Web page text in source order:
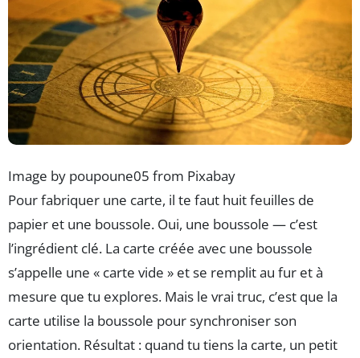
Image by poupoune05 from Pixabay
Pour fabriquer une carte, il te faut huit feuilles de
papier et une boussole. Oui, une boussole — c’est
l’ingrédient clé. La carte créée avec une boussole
s’appelle une « carte vide » et se remplit au fur et à
mesure que tu explores. Mais le vrai truc, c’est que la
carte utilise la boussole pour synchroniser son
orientation. Résultat : quand tu tiens la carte, un petit